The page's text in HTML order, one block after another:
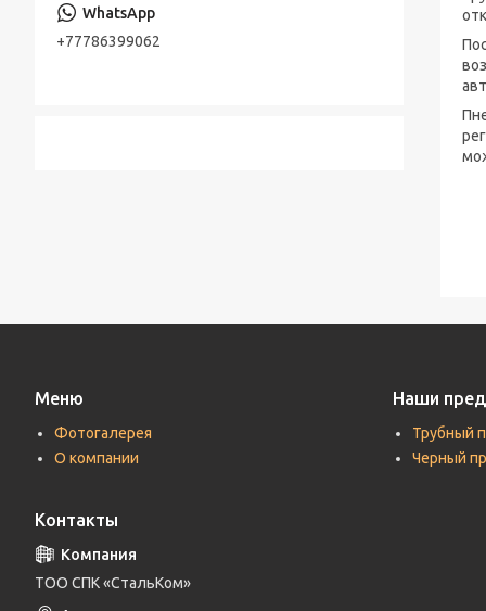
Стальная лента
Консольно-моноблочные насосы
Шестерённые насосы
+77786399062
Меню
Фотогалерея
О компании
Наши
Трубный
Черный
Контакты
ТОО СПК «СтальКом»